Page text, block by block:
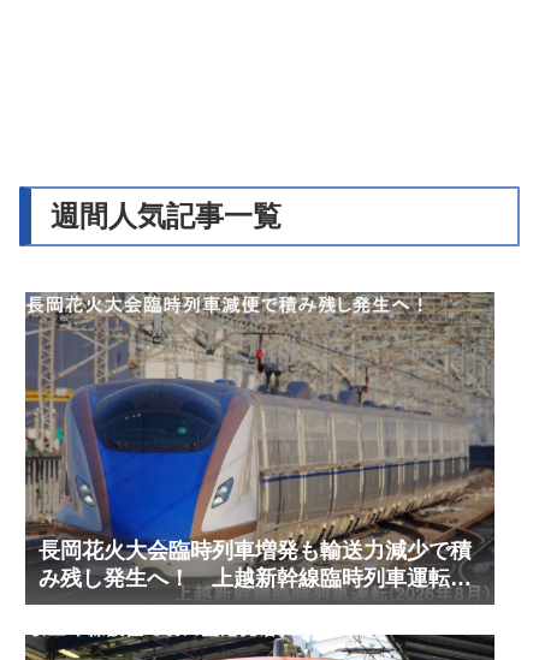
週間人気記事一覧
長岡花火大会臨時列車増発も輸送力減少で積
み残し発生へ！ 上越新幹線臨時列車運転
(2026年8月)